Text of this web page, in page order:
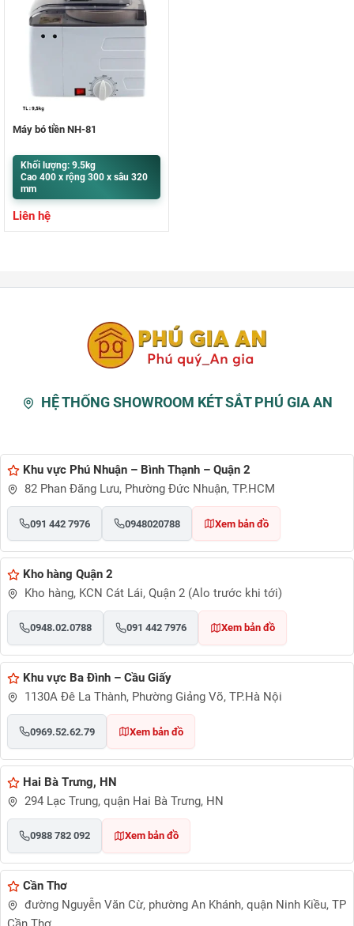
Máy bó tiền NH-81
Khối lượng: 9.5kg
Cao 400 x rộng 300 x sâu 320
mm
Liên hệ
HỆ THỐNG SHOWROOM KÉT SẮT PHÚ GIA AN
Khu vực Phú Nhuận – Bình Thạnh – Quận 2
82 Phan Đăng Lưu, Phường Đức Nhuận, TP.HCM
091 442 7976 0948020788 Xem bản đồ
Kho hàng Quận 2
Kho hàng, KCN Cát Lái, Quận 2 (Alo trước khi tới)
0948.02.0788 091 442 7976 Xem bản đồ
Khu vực Ba Đình – Cầu Giấy
1130A Đê La Thành, Phường Giảng Võ, TP.Hà Nội
0969.52.62.79 Xem bản đồ
Hai Bà Trưng, HN
294 Lạc Trung, quận Hai Bà Trưng, HN
0988 782 092 Xem bản đồ
Cần Thơ
đường Nguyễn Văn Cừ, phường An Khánh, quận Ninh Kiều, TP